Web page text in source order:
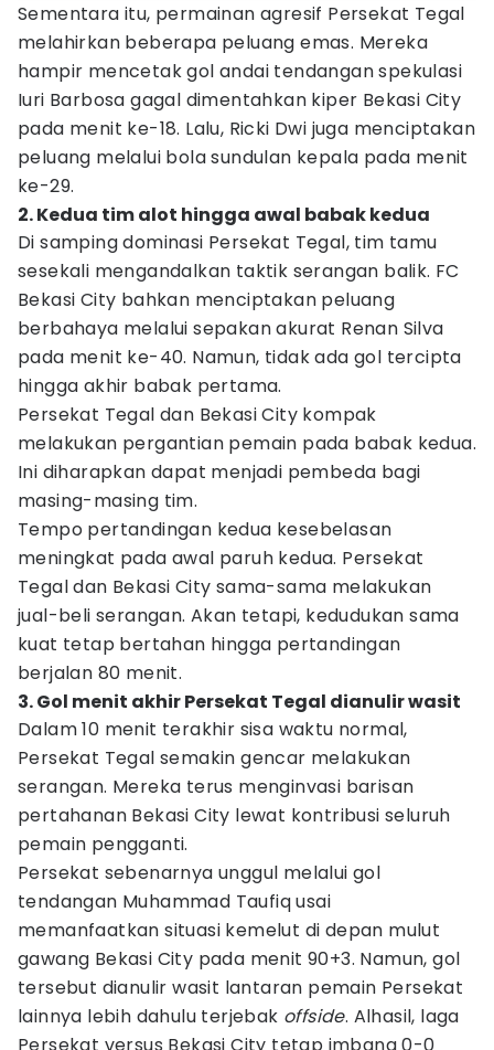
Sementara itu, permainan agresif Persekat Tegal
melahirkan beberapa peluang emas. Mereka
hampir mencetak gol andai tendangan spekulasi
Iuri Barbosa gagal dimentahkan kiper Bekasi City
pada menit ke-18. Lalu, Ricki Dwi juga menciptakan
peluang melalui bola sundulan kepala pada menit
ke-29.
2. Kedua tim alot hingga awal babak kedua
Di samping dominasi Persekat Tegal, tim tamu
sesekali mengandalkan taktik serangan balik. FC
Bekasi City bahkan menciptakan peluang
berbahaya melalui sepakan akurat Renan Silva
pada menit ke-40. Namun, tidak ada gol tercipta
hingga akhir babak pertama.
Persekat Tegal dan Bekasi City kompak
melakukan pergantian pemain pada babak kedua.
Ini diharapkan dapat menjadi pembeda bagi
masing-masing tim.
Tempo pertandingan kedua kesebelasan
meningkat pada awal paruh kedua. Persekat
Tegal dan Bekasi City sama-sama melakukan
jual-beli serangan. Akan tetapi, kedudukan sama
kuat tetap bertahan hingga pertandingan
berjalan 80 menit.
3. Gol menit akhir Persekat Tegal dianulir wasit
Dalam 10 menit terakhir sisa waktu normal,
Persekat Tegal semakin gencar melakukan
serangan. Mereka terus menginvasi barisan
pertahanan Bekasi City lewat kontribusi seluruh
pemain pengganti.
Persekat sebenarnya unggul melalui gol
tendangan Muhammad Taufiq usai
memanfaatkan situasi kemelut di depan mulut
gawang Bekasi City pada menit 90+3. Namun, gol
tersebut dianulir wasit lantaran pemain Persekat
lainnya lebih dahulu terjebak offside. Alhasil, laga